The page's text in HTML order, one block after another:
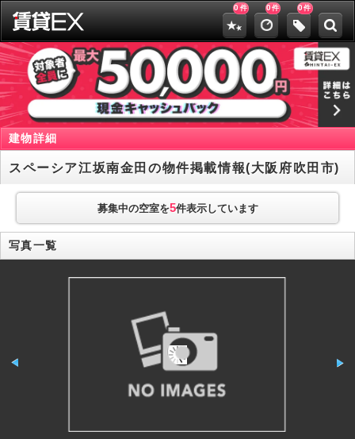
0 件 0件 0件
建物詳細
スペーシア江坂南金田の物件掲載情報(大阪府吹田市)
募集中の空室を5件表示しています
写真一覧